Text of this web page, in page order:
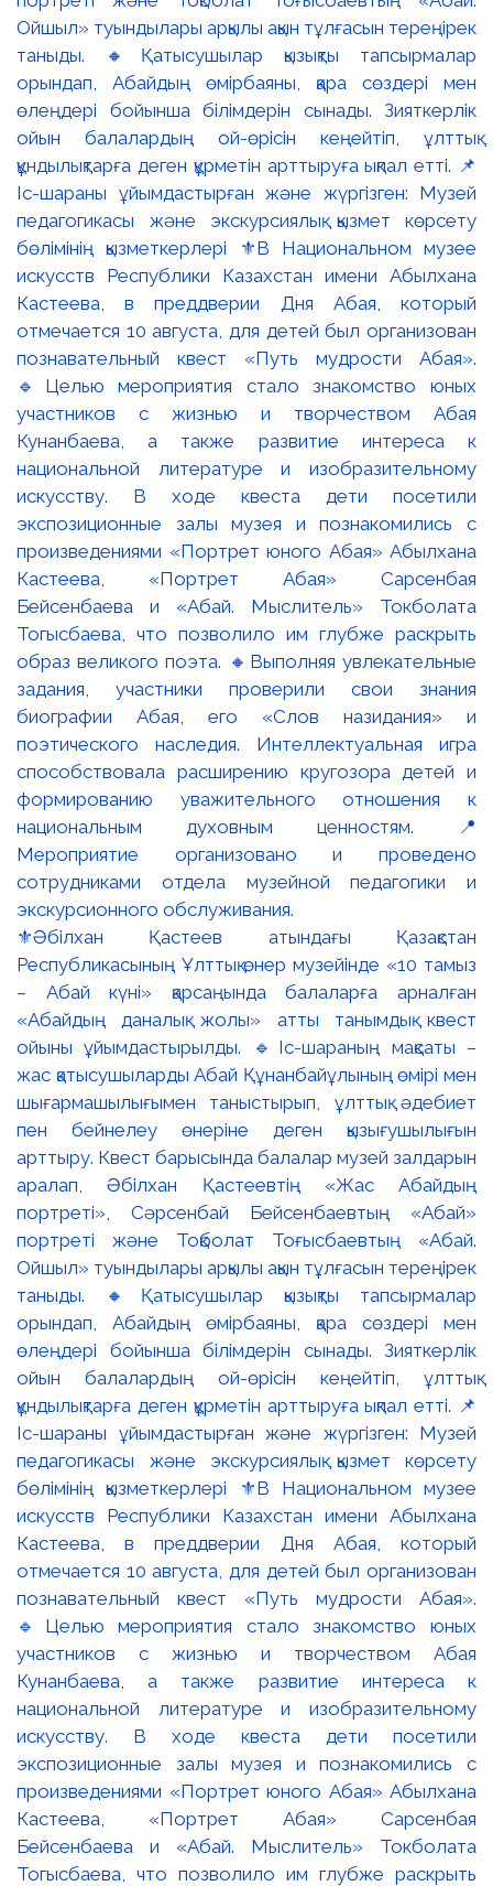
⚜️Әбілхан Қастеев атындағы Қазақстан
Республикасының Ұлттық өнер музейінде «10 тамыз
– Абай күні» қарсаңында балаларға арналған
«Абайдың даналық жолы» атты танымдық квест
ойыны ұйымдастырылды. 🔹Іс-шараның мақсаты –
жас қатысушыларды Абай Құнанбайұлының өмірі мен
шығармашылығымен таныстырып, ұлттық әдебиет
пен бейнелеу өнеріне деген қызығушылығын
арттыру. Квест барысында балалар музей залдарын
аралап, Әбілхан Қастеевтің «Жас Абайдың
портреті», Сәрсенбай Бейсенбаевтың «Абай»
портреті және Тоқболат Тоғысбаевтың «Абай.
Ойшыл» туындылары арқылы ақын тұлғасын тереңірек
таныды. 🔸Қатысушылар қызықты тапсырмалар
орындап, Абайдың өмірбаяны, қара сөздері мен
өлеңдері бойынша білімдерін сынады. Зияткерлік
ойын балалардың ой-өрісін кеңейтіп, ұлттық
құндылықтарға деген құрметін арттыруға ықпал етті. 📌
Іс-шараны ұйымдастырған және жүргізген: Музей
педагогикасы және экскурсиялық қызмет көрсету
бөлімінің қызметкерлері ⚜️В Национальном музее
искусств Республики Казахстан имени Абылхана
Кастеева, в преддверии Дня Абая, который
отмечается 10 августа, для детей был организован
познавательный квест «Путь мудрости Абая».
🔹Целью мероприятия стало знакомство юных
участников с жизнью и творчеством Абая
Кунанбаева, а также развитие интереса к
национальной литературе и изобразительному
искусству. В ходе квеста дети посетили
экспозиционные залы музея и познакомились с
произведениями «Портрет юного Абая» Абылхана
Кастеева, «Портрет Абая» Сарсенбая
Бейсенбаева и «Абай. Мыслитель» Токболата
Тогысбаева, что позволило им глубже раскрыть